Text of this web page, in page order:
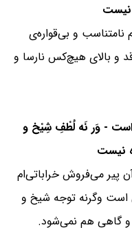
نیست
نامتناسب و بی‌قواره‌ی
و بالای هیچ‌کس نارسا و
است - وَر نَه لُطْفِ شِیْخ و
نیست
پیر می‌فروش خراباتی‌ام
است وگرنه توجه شیخ و
گاهی هم نمی‌شود.